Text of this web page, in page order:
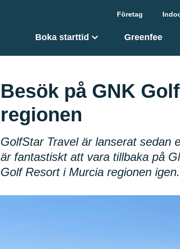
Företag
Boka starttid Greenfee
Besök på GNK
regionen
GolfStar Travel är lanserat sedan
är fantastiskt att vara tillbaka på
Golf Resort i Murcia regionen igen.